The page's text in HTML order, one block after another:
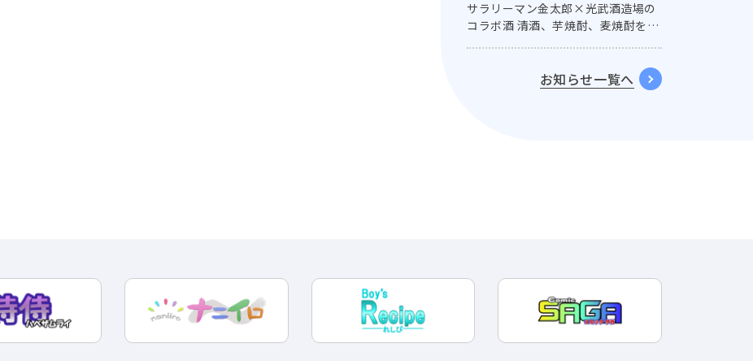
サラリーマン金太郎×光武酒造場の
コラボ酒 清酒、芋焼酎、麦焼酎を名
お知らせ一覧へ